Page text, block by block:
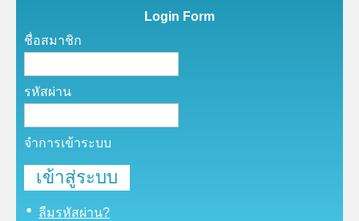
Login Form
ชื่อสมาชิก
รหัสผ่าน
จำการเข้าระบบ
ลืมรหัสผ่าน?